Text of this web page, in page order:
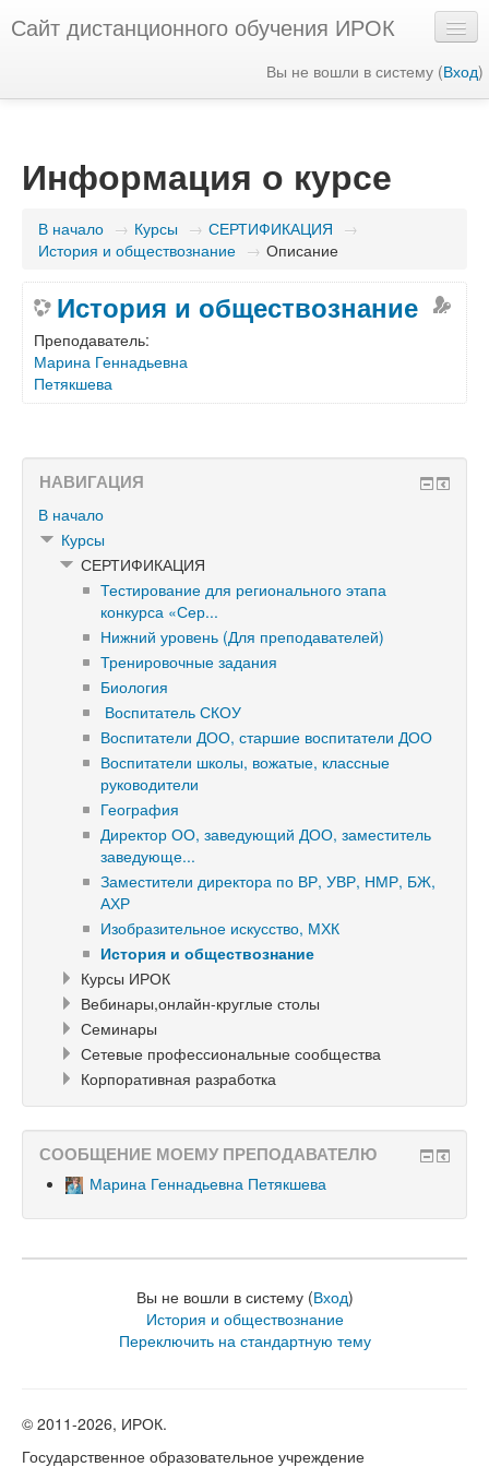
Сайт дистанционного обучения ИРОК
Вы не вошли в систему (Вход)
Информация о курсе
В начало → Курсы → СЕРТИФИКАЦИЯ →
История и обществознание → Описание
История и обществознание
Преподаватель:
Марина Геннадьевна
Петякшева
НАВИГАЦИЯ
В начало
Курсы
СЕРТИФИКАЦИЯ
Тестирование для регионального этапа
конкурса «Сер...
Нижний уровень (Для преподавателей)
Тренировочные задания
Биология
Воспитатель СКОУ
Воспитатели ДОО, старшие воспитатели ДОО
Воспитатели школы, вожатые, классные
руководители
География
Директор ОО, заведующий ДОО, заместитель
заведующе...
Заместители директора по ВР, УВР, НМР, БЖ,
АХР
Изобразительное искусство, МХК
История и обществознание
Курсы ИРОК
Вебинары,онлайн-круглые столы
Семинары
Сетевые профессиональные сообщества
Корпоративная разработка
СООБЩЕНИЕ МОЕМУ ПРЕПОДАВАТЕЛЮ
Марина Геннадьевна Петякшева
Вы не вошли в систему (Вход)
История и обществознание
Переключить на стандартную тему
© 2011-2026, ИРОК.
Государственное образовательное учреждение